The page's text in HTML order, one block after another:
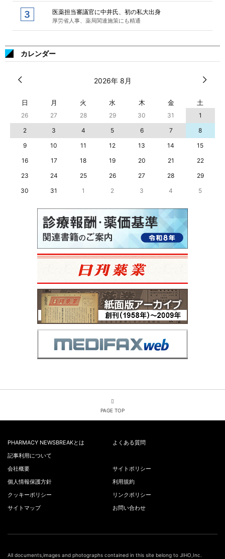
医薬担当審議官に中井氏、初の私大出身
厚労省人事、薬局関連施策にも精通
カレンダー
2026年 8月
日 月 火 水 木 金 土
26 27 28 29 30 31
1
2
3 4 5 6 7
8
9
10 11 12 13 14
15
16
17 18 19 20 21
22
23
24 25 26 27 28
29
30
31 1 2 3 4 5
PAGE TOP
PHARMACY NEWSBREAKとは
よくある質問
記事利用について
会社概要
サイトポリシー
個人情報保護方針
利用規約
クッキーポリシー
リンクポリシー
サイトマップ
お問い合わせ
All documents,images and photographs contained in this site belong to JIHO,Inc.